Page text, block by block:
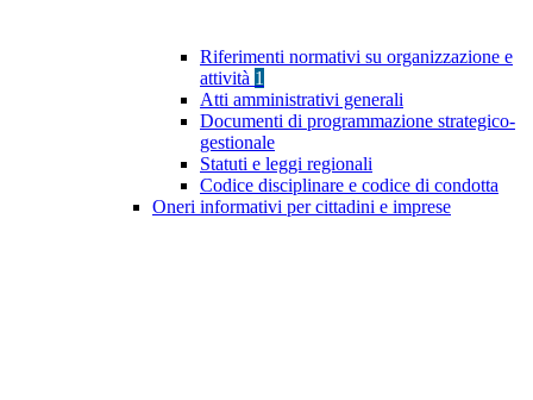
Riferimenti normativi su organizzazione e
attività 1
Atti amministrativi generali
Documenti di programmazione strategico-
gestionale
Statuti e leggi regionali
Codice disciplinare e codice di condotta
Oneri informativi per cittadini e imprese